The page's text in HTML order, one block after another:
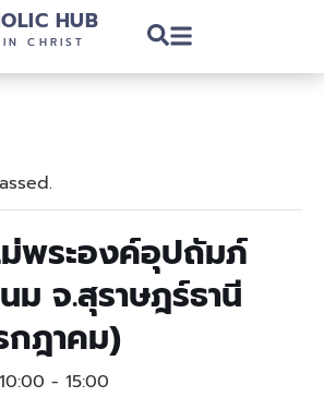
HUB
IN CHRIST
พระองค์อุปถัมภ์
จ.สุราษฎร์ธานี
ฎาคม)
- 15:00